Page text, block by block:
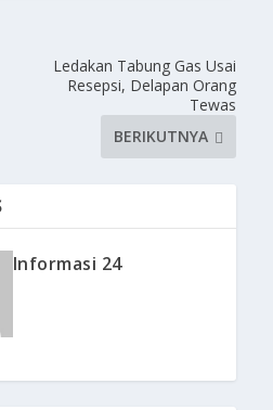
Ledakan Tabung Gas Usai
Resepsi, Delapan Orang
Tewas
BERIKUTNYA
Informasi 24